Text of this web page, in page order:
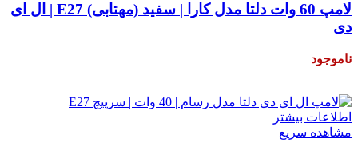
لامپ 60 وات دلتا مدل کارا | سفید (مهتابی) E27 | ال ای
دی
ناموجود
اطلاعات بیشتر
مشاهده سریع